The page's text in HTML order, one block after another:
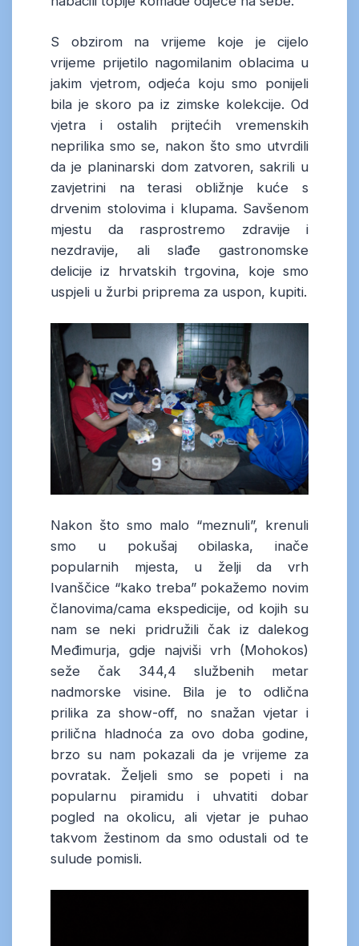
S obzirom na vrijeme koje je cijelo
vrijeme prijetilo nagomilanim oblacima u
jakim vjetrom, odjeća koju smo ponijeli
bila je skoro pa iz zimske kolekcije. Od
vjetra i ostalih prijtećih vremenskih
neprilika smo se, nakon što smo utvrdili
da je planinarski dom zatvoren, sakrili u
zavjetrini na terasi obližnje kuće s
drvenim stolovima i klupama. Savšenom
mjestu da rasprostremo zdravije i
nezdravije, ali slađe gastronomske
delicije iz hrvatskih trgovina, koje smo
uspjeli u žurbi priprema za uspon, kupiti.
Nakon što smo malo “meznuli”, krenuli
smo u pokušaj obilaska, inače
popularnih mjesta, u želji da vrh
Ivanščice “kako treba” pokažemo novim
članovima/cama ekspedicije, od kojih su
nam se neki pridružili čak iz dalekog
Međimurja, gdje najviši vrh (Mohokos)
seže čak 344,4 službenih metar
nadmorske visine. Bila je to odlična
prilika za show-off, no snažan vjetar i
prilična hladnoća za ovo doba godine,
brzo su nam pokazali da je vrijeme za
povratak. Željeli smo se popeti i na
popularnu piramidu i uhvatiti dobar
pogled na okolicu, ali vjetar je puhao
takvom žestinom da smo odustali od te
sulude pomisli.